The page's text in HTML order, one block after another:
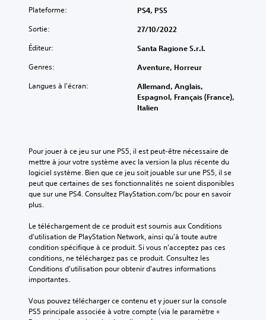
Plateforme: PS4, PS5
Sortie: 27/10/2022
Éditeur: Santa Ragione S.r.l.
Genres: Aventure, Horreur
Langues à l'écran:
Allemand, Anglais,
Espagnol, Français (France),
Italien
Pour jouer à ce jeu sur une PS5, il est peut-être nécessaire de
mettre à jour votre système avec la version la plus récente du
logiciel système. Bien que ce jeu soit jouable sur une PS5, il se
peut que certaines de ses fonctionnalités ne soient disponibles
que sur une PS4. Consultez PlayStation.com/bc pour en savoir
plus.
Le téléchargement de ce produit est soumis aux Conditions
d'utilisation de PlayStation Network, ainsi qu'à toute autre
condition spécifique à ce produit. Si vous n'acceptez pas ces
conditions, ne téléchargez pas ce produit. Consultez les
Conditions d'utilisation pour obtenir d'autres informations
importantes.
Vous pouvez télécharger ce contenu et y jouer sur la console
PS5 principale associée à votre compte (via le paramètre «